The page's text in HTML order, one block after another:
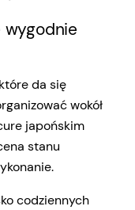
wygodnie
da się
wokół
japońskim
stanu
codziennych